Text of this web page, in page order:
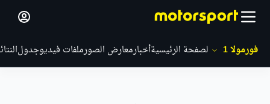
فورمولا 1 الصفحة الرئيسيةأخبارمعارض الصورملفات فيديوجدول